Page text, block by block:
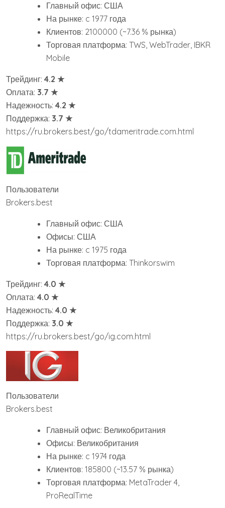
Главный офис: США
На рынке: c 1977 года
Клиентов: 2100000 (~7.36 % рынка)
Торговая платформа: TWS, WebTrader, IBKR
Mobile
Трейдинг: 4.2 ★
Оплата: 3.7 ★
Надежность: 4.2 ★
Поддержка: 3.7 ★
https://ru.brokers.best/go/tdameritrade.com.html
Пользователи
Brokers.best
Главный офис: США
Офисы: США
На рынке: c 1975 года
Торговая платформа: Thinkorswim
Трейдинг: 4.0 ★
Оплата: 4.0 ★
Надежность: 4.0 ★
Поддержка: 3.0 ★
https://ru.brokers.best/go/ig.com.html
Пользователи
Brokers.best
Главный офис: Великобритания
Офисы: Великобритания
На рынке: c 1974 года
Клиентов: 185800 (~13.57 % рынка)
Торговая платформа: MetaTrader 4,
ProRealTime